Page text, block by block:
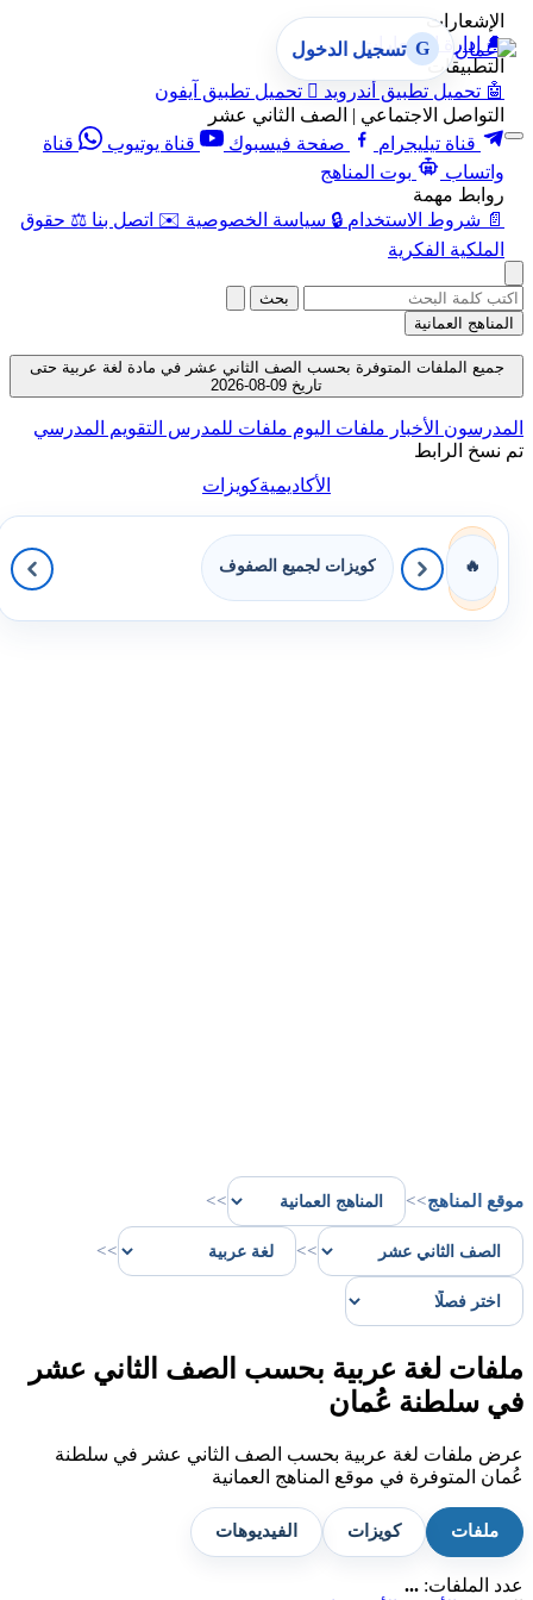
الإشعارات
🔔 إدارة الإشعارات
التطبيقات
🤖 تحميل تطبيق أندرويد  تحميل تطبيق آيفون
التواصل الاجتماعي | الصف الثاني عشر
قناة تيليجرام
صفحة فيسبوك قناة يوتيوب
قناة
واتساب
بوت المناهج
روابط مهمة
📄 شروط الاستخدام 🔒 سياسة الخصوصية ✉️ اتصل بنا ⚖️ حقوق
الملكية الفكرية
G تسجيل الدخول
بحث
المناهج العمانية
جميع الملفات المتوفرة بحسب الصف الثاني عشر في مادة لغة عربية حتى
تاريخ 09-08-2026
المدرسون الأخبار ملفات اليوم ملفات للمدرس التقويم المدرسي
تم نسخ الرابط
الأكاديميةكويزات
🔥 كويزات لجميع الصفوف
موقع المناهج>>
>>
>>
>>
ملفات لغة عربية بحسب الصف الثاني عشر
في سلطنة عُمان
عرض ملفات لغة عربية بحسب الصف الثاني عشر في سلطنة
عُمان المتوفرة في موقع المناهج العمانية
ملفات كويزات الفيديوهات
عدد الملفات: ...